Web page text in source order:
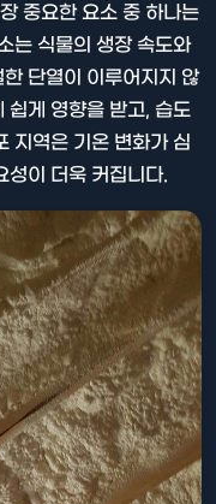
중요한 요소 중 하나는
는 식물의 생장 속도와
단열이 이루어지지 않
쉽게 영향을 받고, 습도
지역은 기온 변화가 심
성이 더욱 커집니다.